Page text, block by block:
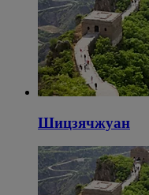
Шицзячжуан